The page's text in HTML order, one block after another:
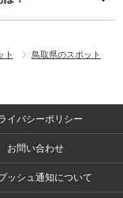
ト
鳥取県のスポット
イバシーポリシー
お問い合わせ
ッシュ通知について